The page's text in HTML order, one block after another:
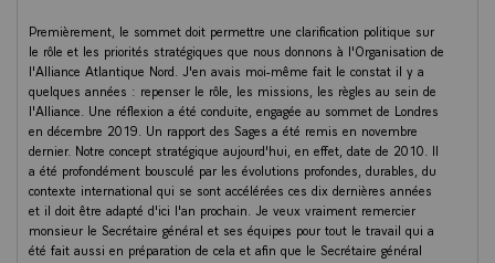
Premièrement, le sommet doit permettre une clarification politique sur
le rôle et les priorités stratégiques que nous donnons à l'Organisation de
l'Alliance Atlantique Nord. J'en avais moi-même fait le constat il y a
quelques années : repenser le rôle, les missions, les règles au sein de
l'Alliance. Une réflexion a été conduite, engagée au sommet de Londres
en décembre 2019. Un rapport des Sages a été remis en novembre
dernier. Notre concept stratégique aujourd'hui, en effet, date de 2010. Il
a été profondément bousculé par les évolutions profondes, durables, du
contexte international qui se sont accélérées ces dix dernières années
et il doit être adapté d'ici l'an prochain. Je veux vraiment remercier
monsieur le Secrétaire général et ses équipes pour tout le travail qui a
été fait aussi en préparation de cela et afin que le Secrétaire général